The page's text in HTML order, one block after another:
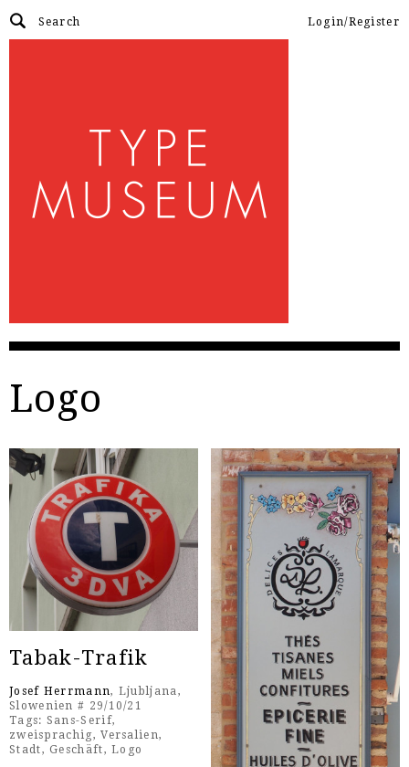
Login/Register
Logo
Tabak-Trafik
Josef Herrmann, Ljubljana,
Slowenien # 29/10/21
Tags: Sans-Serif,
zweisprachig,Versalien,
Stadt,Geschäft,Logo